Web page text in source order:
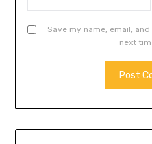
Save my name, email,
next